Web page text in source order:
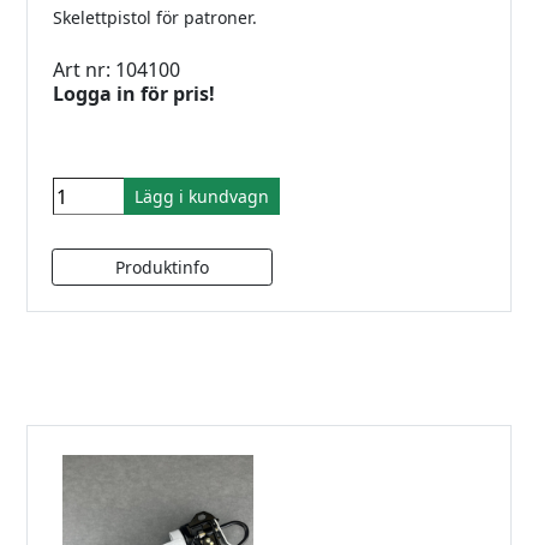
Skelettpistol för patroner.
Art nr: 104100
Logga in för pris!
Lägg i kundvagn